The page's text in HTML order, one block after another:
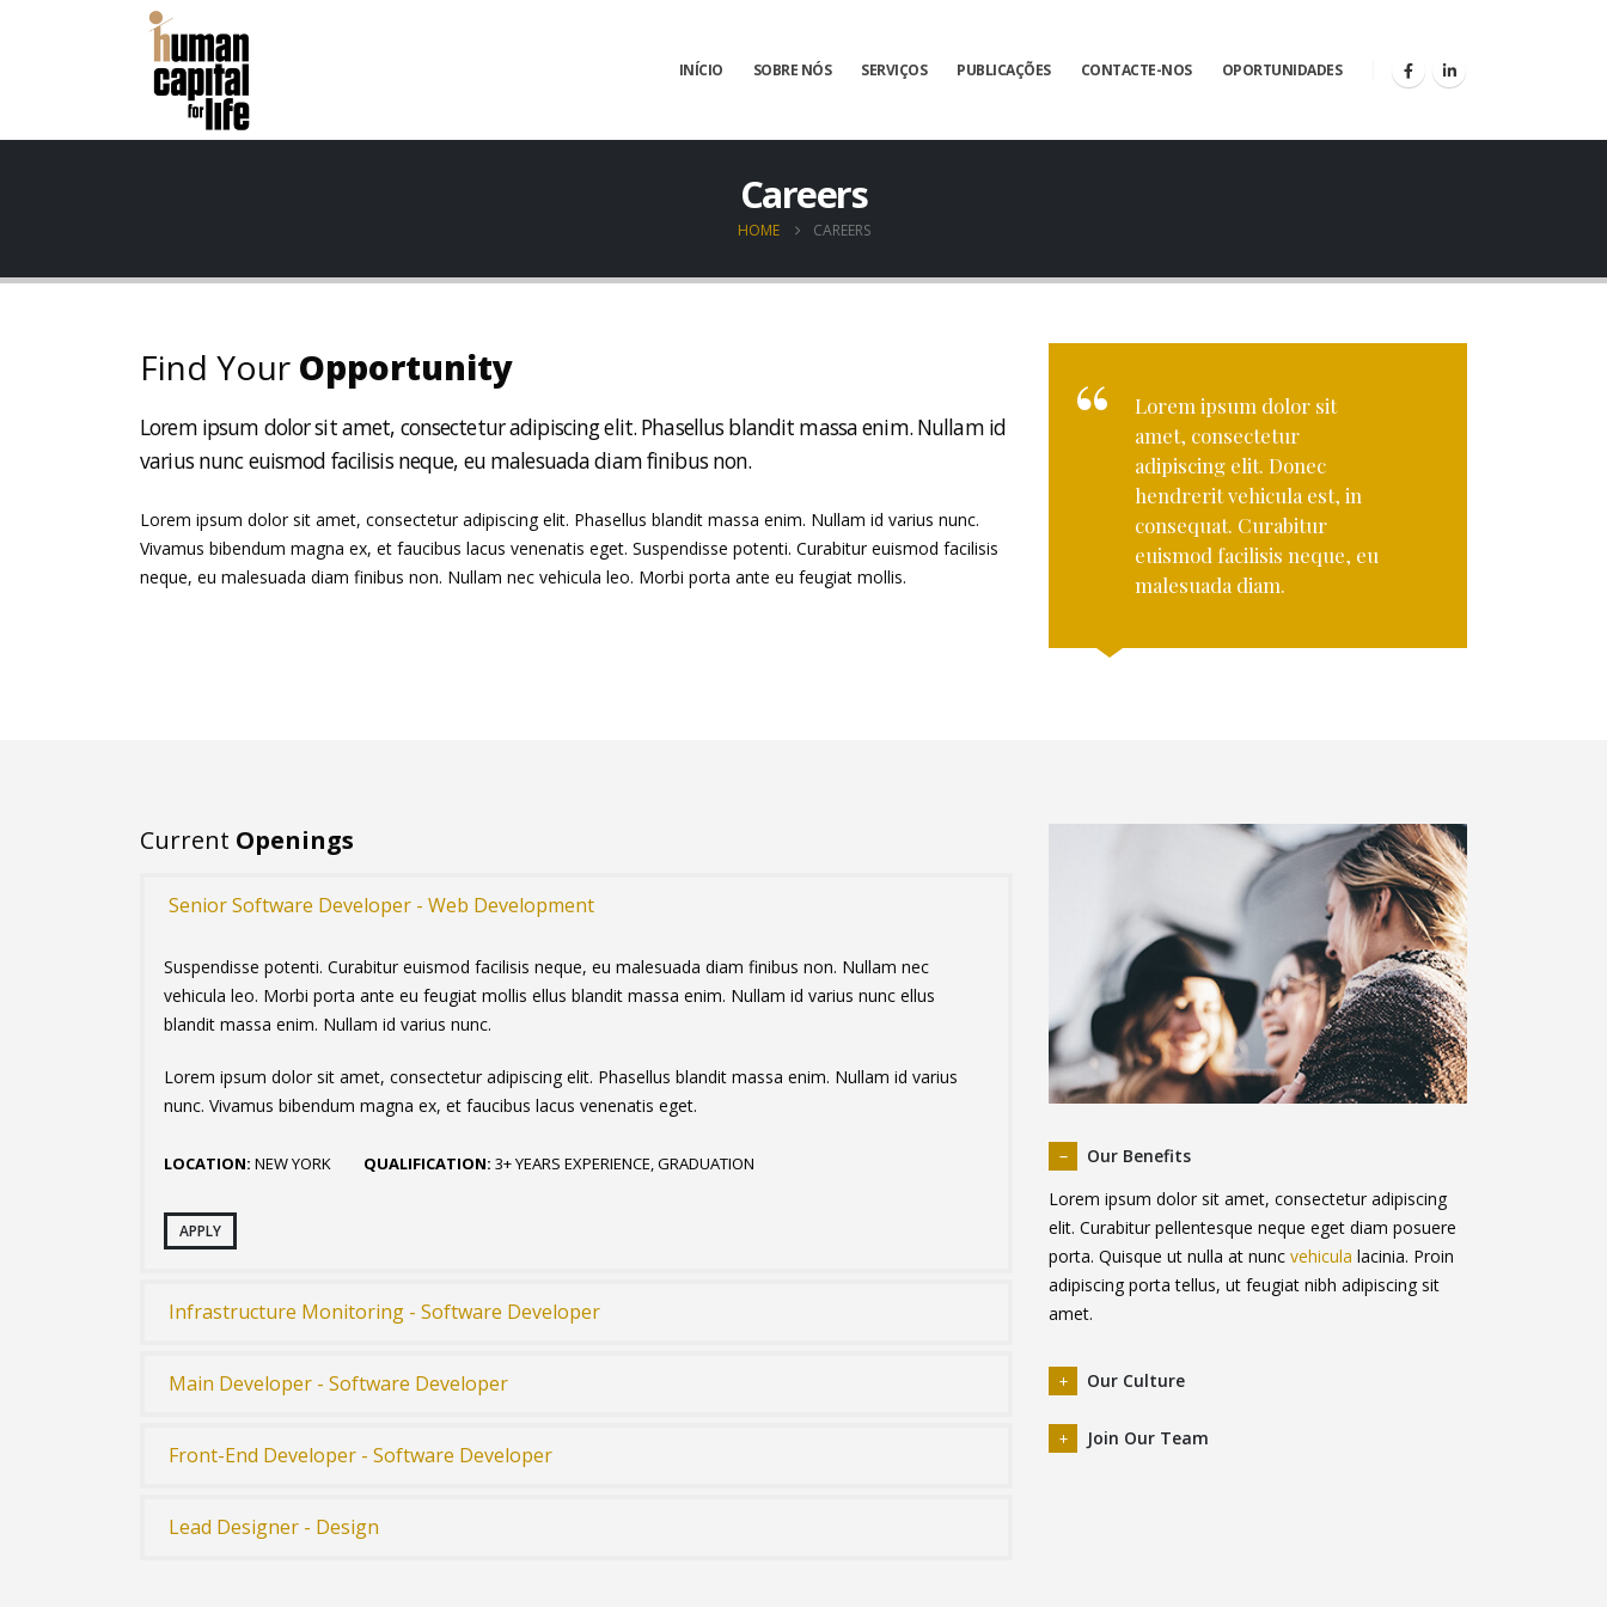
INÍCIO SOBRE NÓS SERVIÇOS PUBLICAÇÕES CONTACTE-NOS OPORTUNIDADES
Careers
HOME CAREERS
Find Your Opportunity
Lorem ipsum dolor sit amet, consectetur adipiscing elit. Phasellus blandit massa enim. Nullam id
varius nunc euismod facilisis neque, eu malesuada diam finibus non.
Lorem ipsum dolor sit amet, consectetur adipiscing elit. Phasellus blandit massa enim. Nullam id varius nunc.
Vivamus bibendum magna ex, et faucibus lacus venenatis eget. Suspendisse potenti. Curabitur euismod facilisis
neque, eu malesuada diam finibus non. Nullam nec vehicula leo. Morbi porta ante eu feugiat mollis.
Lorem ipsum dolor sit
amet, consectetur
adipiscing elit. Donec
hendrerit vehicula est, in
consequat. Curabitur
euismod facilisis neque, eu
malesuada diam.
Current Openings
Senior Software Developer - Web Development
Suspendisse potenti. Curabitur euismod facilisis neque, eu malesuada diam finibus non. Nullam nec
vehicula leo. Morbi porta ante eu feugiat mollis ellus blandit massa enim. Nullam id varius nunc ellus
blandit massa enim. Nullam id varius nunc.
Lorem ipsum dolor sit amet, consectetur adipiscing elit. Phasellus blandit massa enim. Nullam id varius
nunc. Vivamus bibendum magna ex, et faucibus lacus venenatis eget.
LOCATION: NEW YORK QUALIFICATION: 3+ YEARS EXPERIENCE, GRADUATION
APPLY
Infrastructure Monitoring - Software Developer
Main Developer - Software Developer
Front-End Developer - Software Developer
Lead Designer - Design
Our Benefits
Lorem ipsum dolor sit amet, consectetur adipiscing
elit. Curabitur pellentesque neque eget diam posuere
porta. Quisque ut nulla at nunc vehicula lacinia. Proin
adipiscing porta tellus, ut feugiat nibh adipiscing sit
amet.
Our Culture
Join Our Team